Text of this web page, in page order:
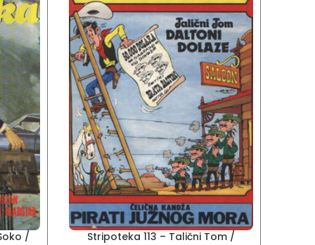
/
Stripoteka 113 – Talični Tom /